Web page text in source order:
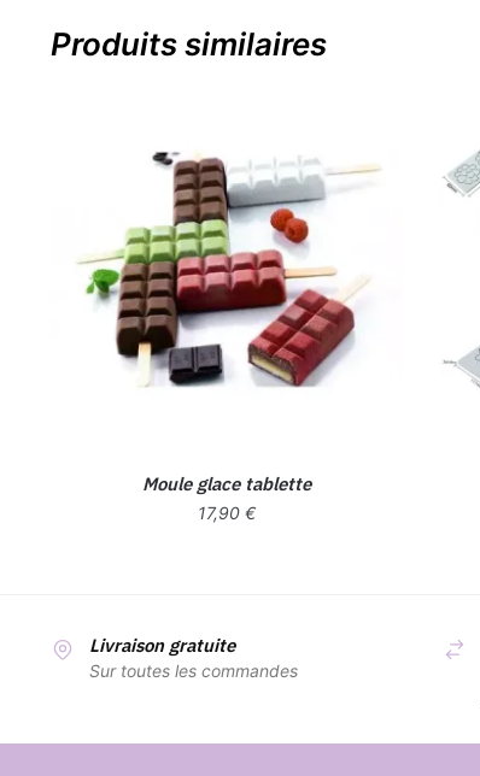
Produits similaires
Moule glace tablette
17,90 €
Livraison gratuite
Sur toutes les commandes